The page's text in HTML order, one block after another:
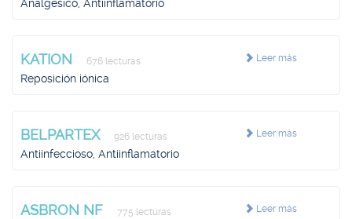
Analgésico, Antiinflamatorio
Leer más
KATION 676 lecturas
Reposición iónica
Leer más
BELPARTEX 926 lecturas
Antiinfeccioso, Antiinflamatorio
Leer más
ASBRON NF 775 lecturas